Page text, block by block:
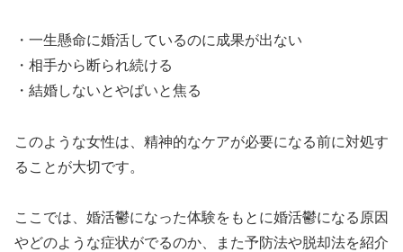
・一生懸命に婚活しているのに成果が出ない
・相手から断られ続ける
・結婚しないとやばいと焦る
このような女性は、精神的なケアが必要になる前に対処す
ることが大切です。
ここでは、婚活鬱になった体験をもとに婚活鬱になる原因
やどのような症状がでるのか、また予防法や脱却法を紹介